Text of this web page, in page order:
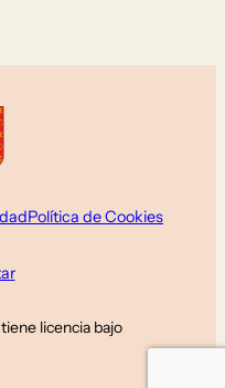
Política de Cookies
tiene licencia bajo